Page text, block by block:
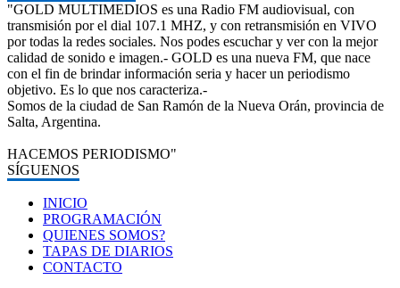
"GOLD MULTIMEDIOS es una Radio FM audiovisual, con
transmisión por el dial 107.1 MHZ, y con retransmisión en VIVO
por todas la redes sociales. Nos podes escuchar y ver con la mejor
calidad de sonido e imagen.- GOLD es una nueva FM, que nace
con el fin de brindar información seria y hacer un periodismo
objetivo. Es lo que nos caracteriza.-
Somos de la ciudad de San Ramón de la Nueva Orán, provincia de
Salta, Argentina.
HACEMOS PERIODISMO"
SÍGUENOS
INICIO
PROGRAMACIÓN
QUIENES SOMOS?
TAPAS DE DIARIOS
CONTACTO